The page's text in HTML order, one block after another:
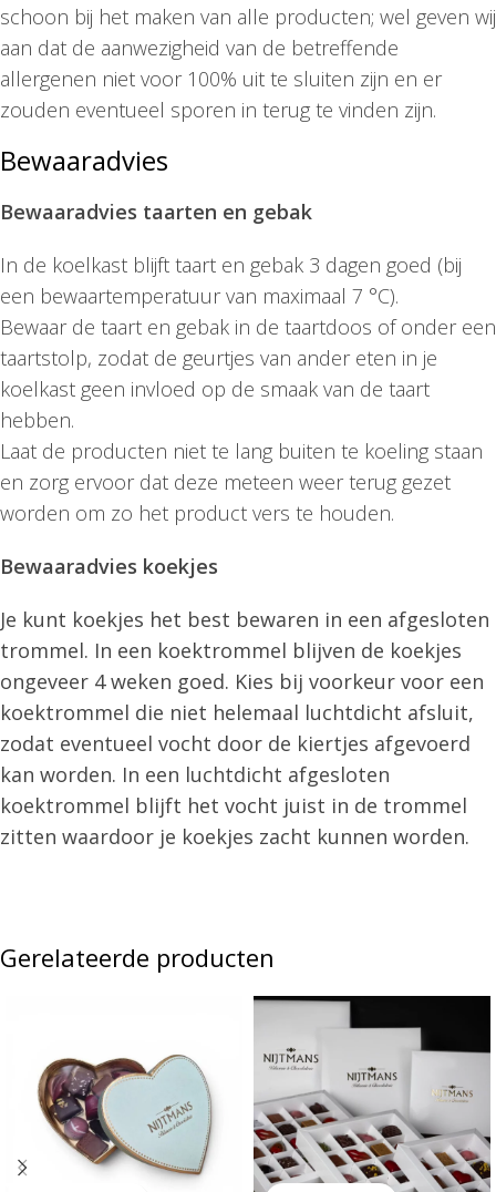
schoon bij het maken van alle producten; wel geven wij
aan dat de aanwezigheid van de betreffende
allergenen niet voor 100% uit te sluiten zijn en er
zouden eventueel sporen in terug te vinden zijn.
Bewaaradvies
Bewaaradvies taarten en gebak
In de koelkast blijft taart en gebak 3 dagen goed (bij
een bewaartemperatuur van maximaal 7 °C).
Bewaar de taart en gebak in de taartdoos of onder een
taartstolp, zodat de geurtjes van ander eten in je
koelkast geen invloed op de smaak van de taart
hebben.
Laat de producten niet te lang buiten te koeling staan
en zorg ervoor dat deze meteen weer terug gezet
worden om zo het product vers te houden.
Bewaaradvies koekjes
Je kunt koekjes het best bewaren in een afgesloten
trommel. In een koektrommel blijven de koekjes
ongeveer 4 weken goed. Kies bij voorkeur voor een
koektrommel die niet helemaal luchtdicht afsluit,
zodat eventueel vocht door de kiertjes afgevoerd
kan worden. In een luchtdicht afgesloten
koektrommel blijft het vocht juist in de trommel
zitten waardoor je koekjes zacht kunnen worden.
Gerelateerde producten